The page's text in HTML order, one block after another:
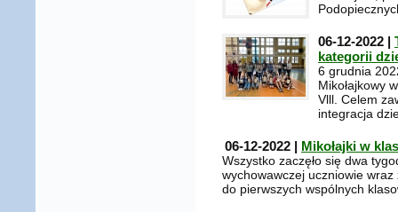
06-12-2022 |
kategorii
6 grudnia
Mikołajkowy
Vlll. Celem
integracja
06-12-2022 | Mikołajki w
Wszystko zaczęło się dwa
wychowawczej uczniowie
do pierwszych wspólnych